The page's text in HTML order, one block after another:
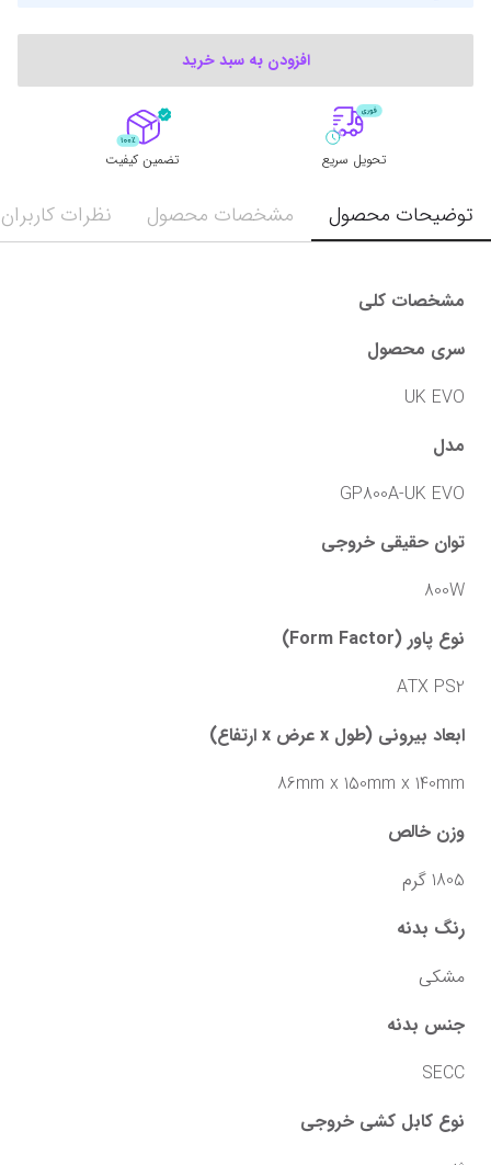
افزودن به سبد خرید
تحویل سریع تضمین کیفیت
توضیحات محصول مشخصات محصول نظرات کاربران
مشخصات کلی
سری محصول
UK EVO
مدل
GP800A-UK EVO
توان حقیقی خروجی
800W
نوع پاور (Form Factor)
ATX PS2
ابعاد بیرونی (طول x عرض x ارتفاع)
86mm x 150mm x 140mm
وزن خالص
1805 گرم
رنگ بدنه
مشکی
جنس بدنه
SECC
نوع کابل کشی خروجی